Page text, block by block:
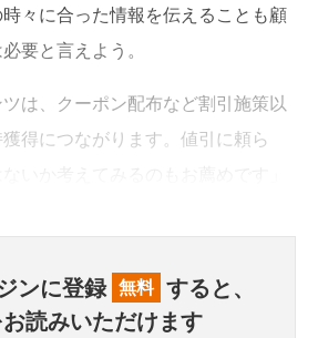
々に合った情報を伝えることも顧
要と言えよう。
ツは、クーポン配布など割引施策以
得につながります。値引に頼ら
ンに登録 無料 すると、
読みいただけます